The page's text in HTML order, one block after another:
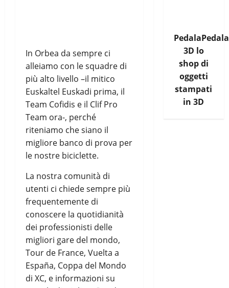
In Orbea da sempre ci
alleiamo con le squadre di
più alto livello –il mitico
Euskaltel Euskadi prima, il
Team Cofidis e il Clif Pro
Team ora-, perché
riteniamo che siano il
migliore banco di prova per
le nostre biciclette.
La nostra comunità di
utenti ci chiede sempre più
frequentemente di
conoscere la quotidianità
dei professionisti delle
migliori gare del mondo,
Tour de France, Vuelta a
España, Coppa del Mondo
di XC, e informazioni su
PedalaPedala
3D lo
shop di
oggetti
stampati
in 3D